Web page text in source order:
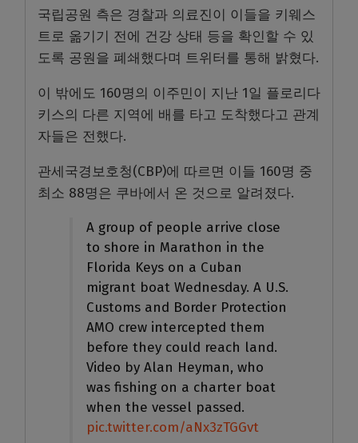
국립공원 측은 경찰과 의료진이 이들을 키웨스
트로 옮기기 전에 건강 상태 등을 확인할 수 있
도록 공원을 폐쇄했다며 트위터를 통해 밝혔다.
이 밖에도 160명의 이주민이 지난 1일 플로리다
키스의 다른 지역에 배를 타고 도착했다고 관계
자들은 전했다.
관세국경보호청(CBP)에 따르면 이들 160명 중
최소 88명은 쿠바에서 온 것으로 알려졌다.
A group of people arrive close
to shore in Marathon in the
Florida Keys on a Cuban
migrant boat Wednesday. A U.S.
Customs and Border Protection
AMO crew intercepted them
before they could reach land.
Video by Alan Heyman, who
was fishing on a charter boat
when the vessel passed.
pic.twitter.com/aNx3zTGGvt